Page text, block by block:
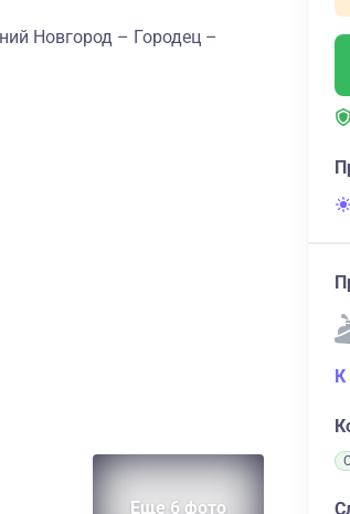
Новгород – Городец –
Еще 6 фото
К